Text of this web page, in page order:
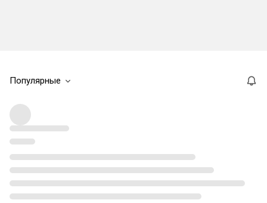
Популярные